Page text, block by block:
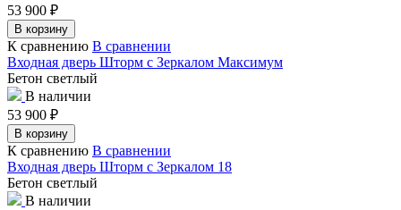
53 900 ₽
В корзину
К сравнению В сравнении
Входная дверь Шторм с Зеркалом Максимум
Бетон светлый
В наличии
53 900 ₽
В корзину
К сравнению В сравнении
Входная дверь Шторм с Зеркалом 18
Бетон светлый
В наличии